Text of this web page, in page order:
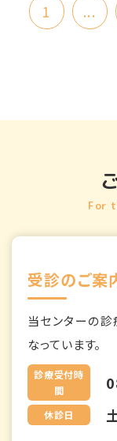
1 ...
For
受診のご案
当センターの
なっています。
診療受付時
間
休診日